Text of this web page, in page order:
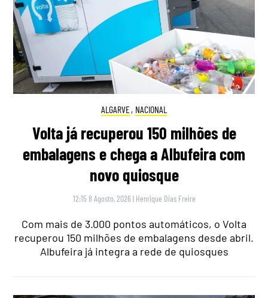
ALGARVE, NACIONAL
Volta já recuperou 150 milhões de
embalagens e chega a Albufeira com
novo quiosque
12:15 8 Agosto, 2026 | Henrique Dias Freire
Com mais de 3.000 pontos automáticos, o Volta
recuperou 150 milhões de embalagens desde abril.
Albufeira já integra a rede de quiosques